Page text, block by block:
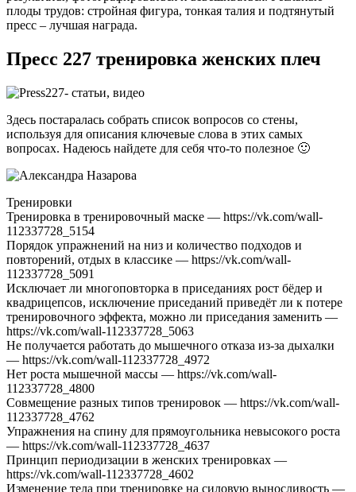
плоды трудов: стройная фигура, тонкая талия и подтянутый
пресс – лучшая награда.
Пресс 227 тренировка женских плеч
Здесь постаралась собрать список вопросов со стены,
используя для описания ключевые слова в этих самых
вопросах. Надеюсь найдете для себя что-то полезное 🙂
Тренировки
Тренировка в тренировочный маске — https://vk.com/wall-
112337728_5154
Порядок упражнений на низ и количество подходов и
повторений, отдых в классике — https://vk.com/wall-
112337728_5091
Исключает ли многоповторка в приседаниях рост бёдер и
квадрицепсов, исключение приседаний приведёт ли к потере
тренировочного эффекта, можно ли приседания заменить —
https://vk.com/wall-112337728_5063
Не получается работать до мышечного отказа из-за дыхалки
— https://vk.com/wall-112337728_4972
Нет роста мышечной массы — https://vk.com/wall-
112337728_4800
Совмещение разных типов тренировок — https://vk.com/wall-
112337728_4762
Упражнения на спину для прямоугольника невысокого роста
— https://vk.com/wall-112337728_4637
Принцип периодизации в женских тренировках —
https://vk.com/wall-112337728_4602
Изменение тела при тренировке на силовую выносливость —